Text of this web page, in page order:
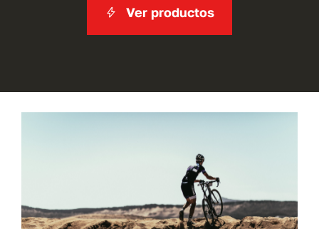
Ver productos